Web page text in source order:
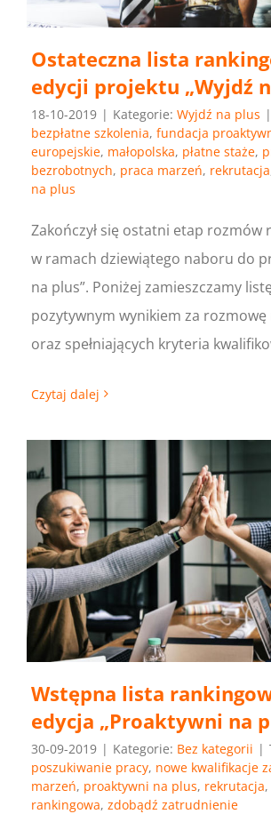
Ostateczna lista
edycji projektu „Wyjdź
18-10-2019 | Kategorie: Wyjdź na plus |
bezpłatne szkolenia, fundacja
europejskie, małopolska, płatne staże,
bezrobotnych, praca marzeń, rekrutacja
na plus
Zakończył się ostatni etap rozmów
w ramach dziewiątego naboru do
na plus”. Poniżej zamieszczamy
pozytywnym wynikiem za
oraz spełniających kryteria
Czytaj dalej
Wstępna lista
edycja „Proaktywni na
30-09-2019 | Kategorie: Bez kategorii |
poszukiwanie pracy, nowe kwalifikacje
marzeń, proaktywni na plus, rekrutacja,
rankingowa, zdobądź zatrudnienie